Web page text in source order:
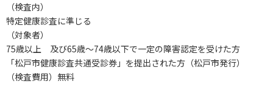
（検査内）
特定健康診査に準じる
（対象者）
75歳以上 及び65歳～74歳以下で一定の障害認定を受けた方
「松戸市健康診査共通受診券」を提出された方（松戸市発行）
（検査費用）無料